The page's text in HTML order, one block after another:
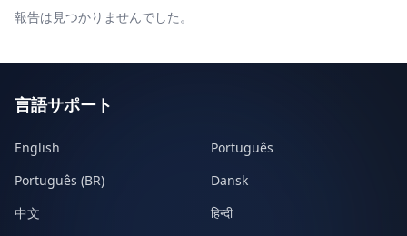
報告は見つかりませんでした。
言語サポート
English
Português
Português (BR)
Dansk
中文
हिन्दी